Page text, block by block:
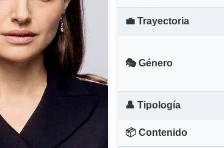
💼 Trayectoria
🎭 Género
👤 Tipología
📦 Contenido